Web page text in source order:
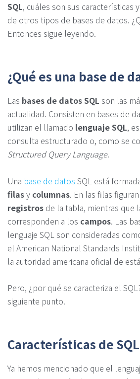
SQL, cuáles son sus características
de otros tipos de bases de datos.
Entonces sigue leyendo.
¿Qué es una base de
Las bases de datos SQL son las
actualidad. Consisten en bases de
utilizan el llamado lenguaje SQL,
consulta estructurado o, como se
Structured Query Language.
Una base de datos SQL está
filasy columnas. En las filas
registros de la tabla, mientras que
corresponden a los campos. Las
lenguaje SQL son consideradas
el American National Standards
la autoridad americana oficial de
Pero, ¿por qué se caracteriza el
siguiente punto.
Características de SQL
Ya hemos mencionado que el